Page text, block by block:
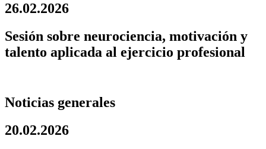
26.02.2026
Sesión sobre neurociencia, motivación y
talento aplicada al ejercicio profesional
Noticias generales
20.02.2026